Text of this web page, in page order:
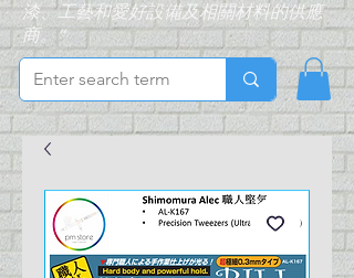
漆、工藝和愛好設備及相關材料的供應
商。”